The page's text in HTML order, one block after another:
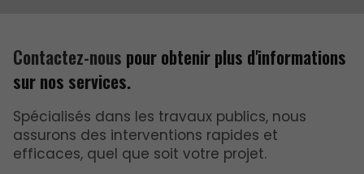
Contactez-nous pour obtenir plus d'informations
sur nos services.
Spécialisés dans les travaux publics, nous
assurons des interventions rapides et
efficaces, quel que soit votre projet.